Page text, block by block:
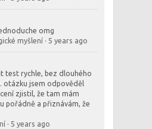
omg
myšlení· 5 years ago
test rychle, bez dlouhého
otázku jsem odpověděl
zjistil, že tam mám
pořádně a přiznávám, že
· 5 years ago